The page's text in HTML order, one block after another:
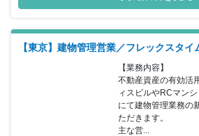
ネットメディアを展開しています。 同ポジ
略の立案～実行など上流工程に 携わってい
ジションでご活躍いただきます。 事業面・
していただく、 ハイクラスなポジションで
【東京】建物管理営業／フレックスタ
【業務内容】
不動産資産の有効活
ィスビルやRCマン
にて建物管理業務の
ただきます。
主な営...